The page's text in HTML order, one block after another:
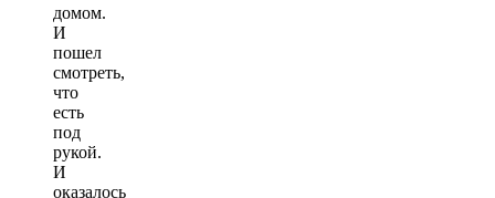
домом.
И
пошел
смотреть,
что
есть
под
рукой.
И
оказалось